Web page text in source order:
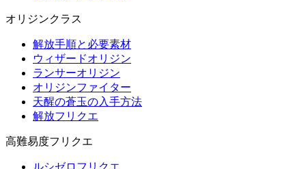
オリジンクラス
解放手順と必要素材
ウィザードオリジン
ランサーオリジン
オリジンファイター
天醒の蒼玉の入手方法
解放フリクエ
高難易度フリクエ
ルシゼロフリクエ